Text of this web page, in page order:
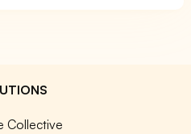
Collective